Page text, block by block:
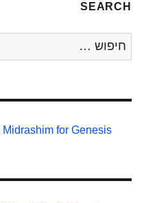
SEARCH
חפש:
Midrashim for Genesis